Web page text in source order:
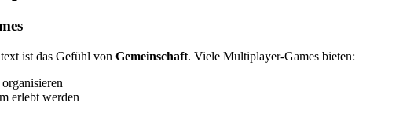
ist das Gefühl von Gemeinschaft. Viele Multiplayer-Games bieten:
erlebt werden